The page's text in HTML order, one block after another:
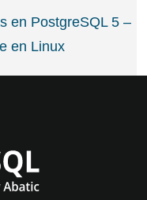
en PostgreSQL 5 –
en Linux